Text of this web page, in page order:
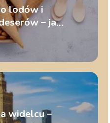
lodów i
– jak
i lody
widelcu –